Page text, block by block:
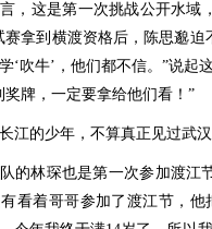
，这是第一次挑战公开水域
赛拿到横渡资格后，陈思邈
‘吹牛’，他们都不信。”说起
奖牌，一定要拿给他们看！”
江的少年，不算真正见过武汉
的林琛也是第一次参加渡江
看着哥哥参加了渡江节，